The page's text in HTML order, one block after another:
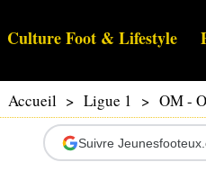
Culture Foot & Lifestyle
Accueil > Ligue 1 > OM -
Suivre